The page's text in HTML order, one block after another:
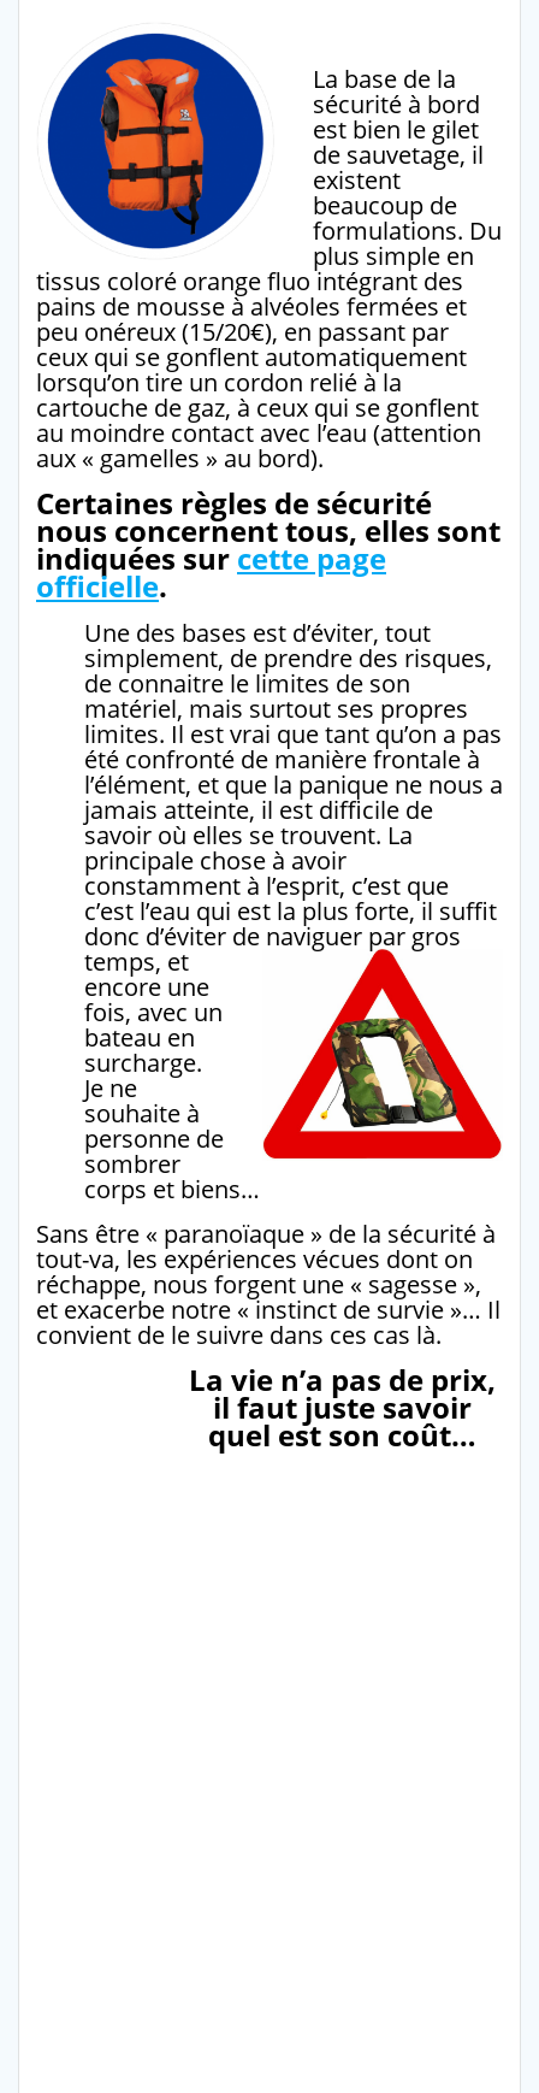
La base de la
sécurité à bord
est bien le gilet
de sauvetage, il
existent
beaucoup de
formulations. Du
plus simple en
tissus coloré orange fluo intégrant des
pains de mousse à alvéoles fermées et
peu onéreux (15/20€), en passant par
ceux qui se gonflent automatiquement
lorsqu’on tire un cordon relié à la
cartouche de gaz, à ceux qui se gonflent
au moindre contact avec l’eau (attention
aux « gamelles » au bord).
Certaines règles de sécurité
nous concernent tous, elles sont
indiquées sur cette page
officielle.
Une des bases est d’éviter, tout
simplement, de prendre des risques,
de connaitre le limites de son
matériel, mais surtout ses propres
limites. Il est vrai que tant qu’on a pas
été confronté de manière frontale à
l’élément, et que la panique ne nous a
jamais atteinte, il est difficile de
savoir où elles se trouvent. La
principale chose à avoir
constamment à l’esprit, c’est que
c’est l’eau qui est la plus forte, il suffit
donc d’éviter de naviguer par gros
temps, et
encore une
fois, avec un
bateau en
surcharge.
Je ne
souhaite à
personne de
sombrer
corps et biens…
Sans être « paranoïaque » de la sécurité à
tout-va, les expériences vécues dont on
réchappe, nous forgent une « sagesse »,
et exacerbe notre « instinct de survie »… Il
convient de le suivre dans ces cas là.
La vie n’a pas de prix,
il faut juste savoir
quel est son coût…